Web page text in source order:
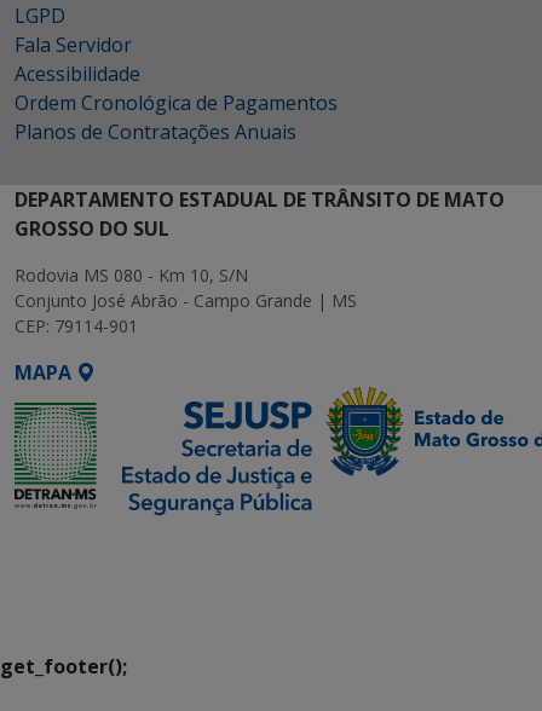
LGPD
Fala Servidor
Acessibilidade
Ordem Cronológica de Pagamentos
Planos de Contratações Anuais
DEPARTAMENTO ESTADUAL DE TRÂNSITO DE MATO
GROSSO DO SUL
Rodovia MS 080 - Km 10, S/N
Conjunto José Abrão - Campo Grande | MS
CEP: 79114-901
MAPA
get_footer();